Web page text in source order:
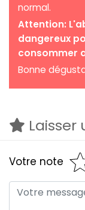
normal.
Attention:
dangereux
consommer
Bonne
Votre note